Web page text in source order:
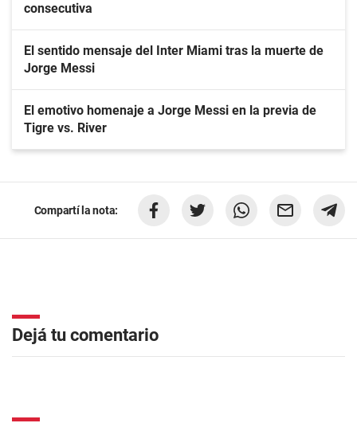
consecutiva
El sentido mensaje del Inter Miami tras la muerte de
Jorge Messi
El emotivo homenaje a Jorge Messi en la previa de
Tigre vs. River
Compartí la nota:
Dejá tu comentario